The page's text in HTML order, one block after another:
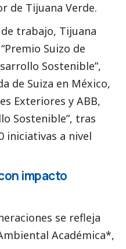
de Tijuana Verde.
trabajo, Tijuana
Suizo de
Sostenible”,
de Suiza en México,
Exteriores y ABB,
Sostenible”, tras
iniciativas a nivel
impacto
se refleja
Académica*,